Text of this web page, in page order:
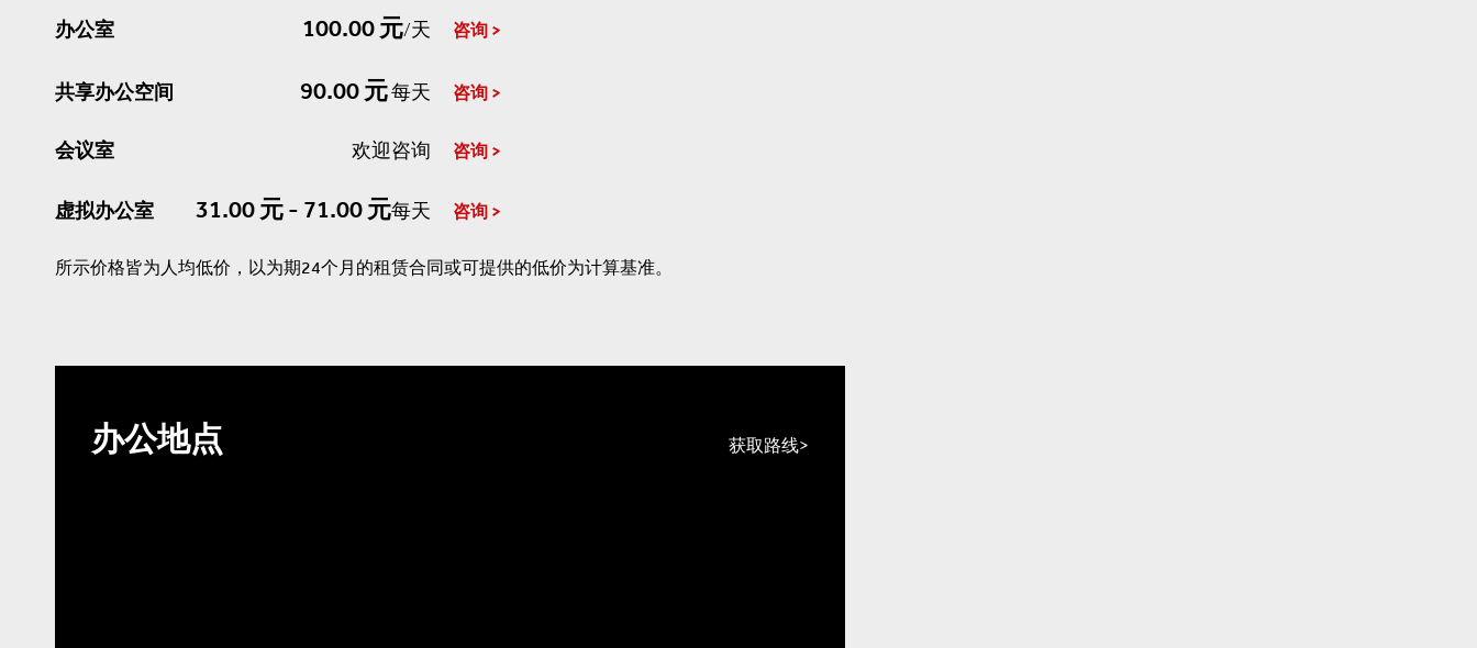
办公室 100.00 元/天 咨询
共享办公空间 90.00 元每天 咨询
会议室 欢迎咨询 咨询
虚拟办公室 31.00 元 - 71.00 元每天 咨询
所示价格皆为人均低价，以为期24个月的租赁合同或可提供的低价为计算基准。
办公地点 获取路线